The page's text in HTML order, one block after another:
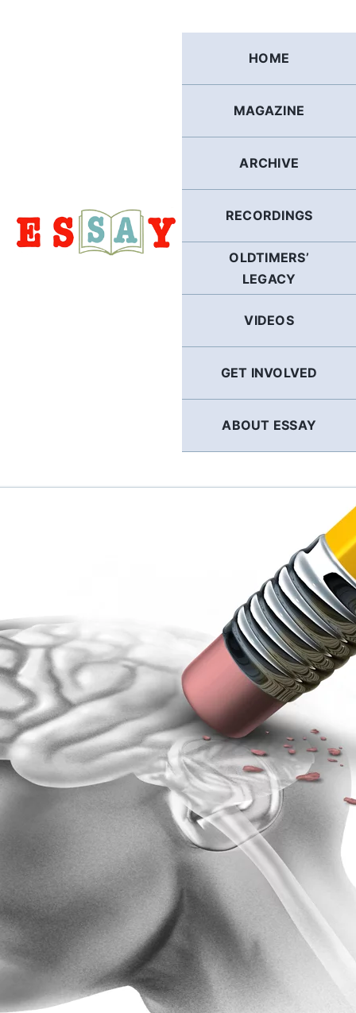
HOME
MAGAZINE
ARCHIVE
RECORDINGS
OLDTIMERS’
LEGACY
VIDEOS
GET INVOLVED
ABOUT ESSAY